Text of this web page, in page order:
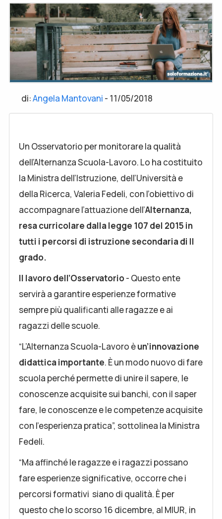
di:Angela Mantovani - 11/05/2018
Un Osservatorio per monitorare la qualità
dell’Alternanza Scuola-Lavoro. Lo ha costituito
la Ministra dell’Istruzione, dell’Università e
della Ricerca, Valeria Fedeli, con l’obiettivo di
accompagnare l’attuazione dell’Alternanza,
resa curricolare dalla legge 107 del 2015 in
tutti i percorsi di istruzione secondaria di II
grado.
Il lavoro dell’Osservatorio- Questo ente
servirà a garantire esperienze formative
sempre più qualificanti alle ragazze e ai
ragazzi delle scuole.
“L’Alternanza Scuola-Lavoro èun’innovazione
didattica importante. È un modo nuovo di fare
scuola perché permette di unire il sapere, le
conoscenze acquisite sui banchi, con il saper
fare, le conoscenze e le competenze acquisite
con l’esperienza pratica”, sottolinea la Ministra
Fedeli.
“Ma affinché le ragazze e i ragazzi possano
fare esperienze significative, occorre che i
percorsi formativi siano di qualità. È per
questo che lo scorso 16 dicembre, al MIUR, in